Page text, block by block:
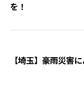
を！
【埼玉】豪雨災害